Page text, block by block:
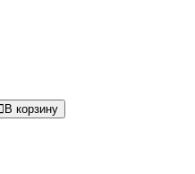
В корзину